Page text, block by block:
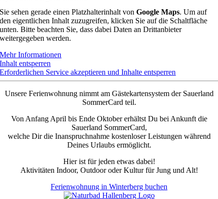
Sie sehen gerade einen Platzhalterinhalt vonGoogle Maps. Um auf
den eigentlichen Inhalt zuzugreifen, klicken Sie auf die Schaltfläche
unten. Bitte beachten Sie, dass dabei Daten an Drittanbieter
weitergegeben werden.
Mehr Informationen
Inhalt entsperren
Erforderlichen Service akzeptieren und Inhalte entsperren
Unsere Ferienwohnung nimmt am Gästekartensystem der Sauerland
SommerCard teil.
Von Anfang April bis Ende Oktober erhältst Du bei Ankunft die
Sauerland SommerCard,
welche Dir die Inanspruchnahme kostenloser Leistungen während
Deines Urlaubs ermöglicht.
Hier ist für jeden etwas dabei!
Aktivitäten Indoor, Outdoor oder Kultur für Jung und Alt!
Ferienwohnung in Winterberg buchen